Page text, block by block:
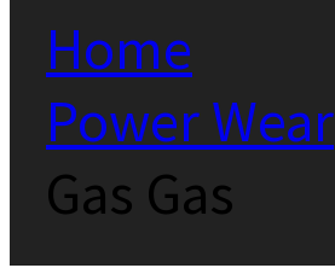
Home
Power Wear
Gas Gas